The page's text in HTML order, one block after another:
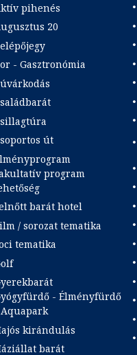
pihenés
20
- Gasztronómia
út
program
barát hotel
/ sorozat tematika
tematika
- Élményfürdő
kirándulás
barát